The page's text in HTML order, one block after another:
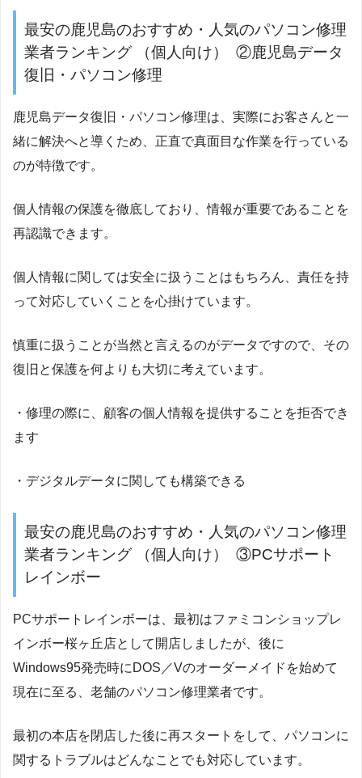
最安の鹿児島のおすすめ・人気のパソコン修理
業者ランキング （個人向け） ②鹿児島データ
復旧・パソコン修理
鹿児島データ復旧・パソコン修理は、実際にお客さんと一
緒に解決へと導くため、正直で真面目な作業を行っている
のが特徴です。
個人情報の保護を徹底しており、情報が重要であることを
再認識できます。
個人情報に関しては安全に扱うことはもちろん、責任を持
って対応していくことを心掛けています。
慎重に扱うことが当然と言えるのがデータですので、その
復旧と保護を何よりも大切に考えています。
・修理の際に、顧客の個人情報を提供することを拒否でき
ます
・デジタルデータに関しても構築できる
最安の鹿児島のおすすめ・人気のパソコン修理
業者ランキング （個人向け） ③PCサポート
レインボー
PCサポートレインボーは、最初はファミコンショップレ
インボー桜ヶ丘店として開店しましたが、後に
Windows95発売時にDOS／Vのオーダーメイドを始めて
現在に至る、老舗のパソコン修理業者です。
最初の本店を閉店した後に再スタートをして、パソコンに
関するトラブルはどんなことでも対応しています。